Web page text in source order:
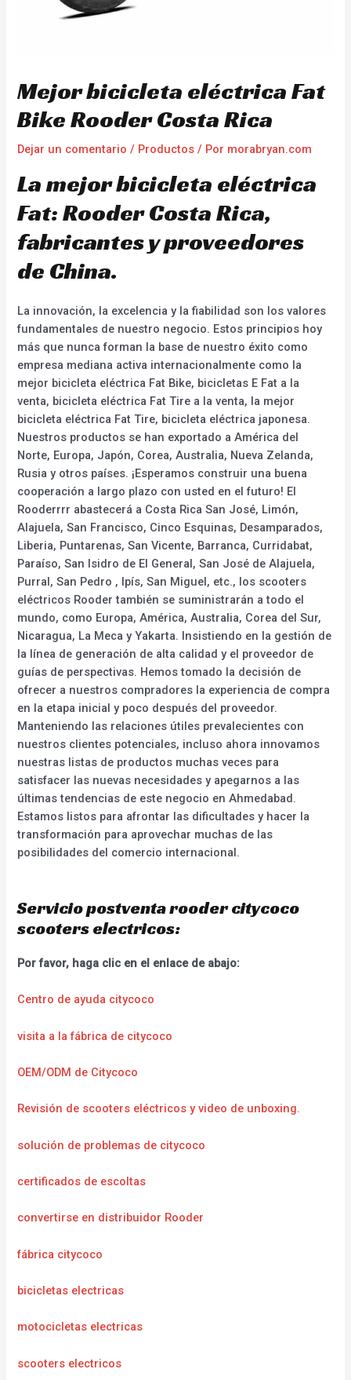
Mejor bicicleta eléctrica Fat
Bike Rooder Costa Rica
Dejar un comentario / Productos / Por morabryan.com
La mejor bicicleta eléctrica
Fat: Rooder Costa Rica,
fabricantes y proveedores
de China.
La innovación, la excelencia y la fiabilidad son los valores
fundamentales de nuestro negocio. Estos principios hoy
más que nunca forman la base de nuestro éxito como
empresa mediana activa internacionalmente como la
mejor bicicleta eléctrica Fat Bike, bicicletas E Fat a la
venta, bicicleta eléctrica Fat Tire a la venta, la mejor
bicicleta eléctrica Fat Tire, bicicleta eléctrica japonesa.
Nuestros productos se han exportado a América del
Norte, Europa, Japón, Corea, Australia, Nueva Zelanda,
Rusia y otros países. ¡Esperamos construir una buena
cooperación a largo plazo con usted en el futuro! El
Rooderrrr abastecerá a Costa Rica San José, Limón,
Alajuela, San Francisco, Cinco Esquinas, Desamparados,
Liberia, Puntarenas, San Vicente, Barranca, Curridabat,
Paraíso, San Isidro de El General, San José de Alajuela,
Purral, San Pedro , Ipís, San Miguel, etc., los scooters
eléctricos Rooder también se suministrarán a todo el
mundo, como Europa, América, Australia, Corea del Sur,
Nicaragua, La Meca y Yakarta. Insistiendo en la gestión de
la línea de generación de alta calidad y el proveedor de
guías de perspectivas. Hemos tomado la decisión de
ofrecer a nuestros compradores la experiencia de compra
en la etapa inicial y poco después del proveedor.
Manteniendo las relaciones útiles prevalecientes con
nuestros clientes potenciales, incluso ahora innovamos
nuestras listas de productos muchas veces para
satisfacer las nuevas necesidades y apegarnos a las
últimas tendencias de este negocio en Ahmedabad.
Estamos listos para afrontar las dificultades y hacer la
transformación para aprovechar muchas de las
posibilidades del comercio internacional.
Servicio postventa rooder citycoco
scooters electricos:
Por favor, haga clic en el enlace de abajo:
Centro de ayuda citycoco
visita a la fábrica de citycoco
OEM/ODM de Citycoco
Revisión de scooters eléctricos y video de unboxing.
solución de problemas de citycoco
certificados de escoltas
convertirse en distribuidor Rooder
fábrica citycoco
bicicletas electricas
motocicletas electricas
scooters electricos